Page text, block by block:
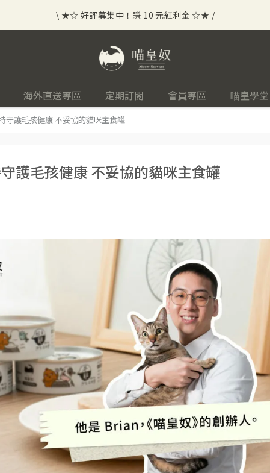
\ ★☆ 好評募集中！賺 10 元紅利金 ☆★ /
⟡⣠𝘄𝗲𝗹𝗰𝗼𝗺𝗲 ⁘ 新會員贈 50 元紅利金
海外直送專區 定期訂閱 會員專區 喵皇學堂
守護毛孩健康 不妥協的貓咪主食罐
護毛孩健康 不妥協的貓咪主食罐